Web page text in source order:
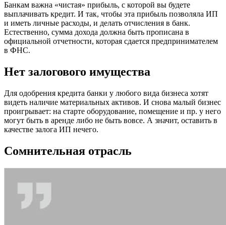
Банкам важна «чистая» прибыль, с которой вы будете
выплачивать кредит. И так, чтобы эта прибыль позволяла ИП
и иметь личные расходы, и делать отчисления в банк.
Естественно, сумма дохода должна быть прописана в
официальной отчетности, которая сдается предпринимателем
в ФНС.
Нет залогового имущества
Для одобрения кредита банки у любого вида бизнеса хотят
видеть наличие материальных активов. И снова малый бизнес
проигрывает: на старте оборудование, помещение и пр. у него
могут быть в аренде либо не быть вовсе. А значит, оставить в
качестве залога ИП нечего.
Сомнительная отрасль